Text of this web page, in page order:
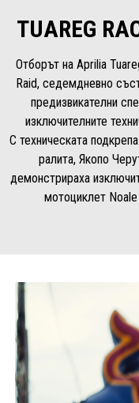
TUAREG
Отборът на Aprilia
Raid, седемдневно
предизвикателни
изключителните
С техническата
ралита, Якопо
демонстрираха
мотоциклет